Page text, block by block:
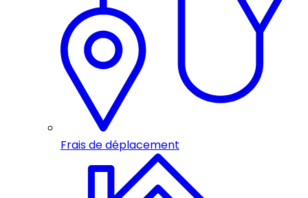
Frais de déplacement